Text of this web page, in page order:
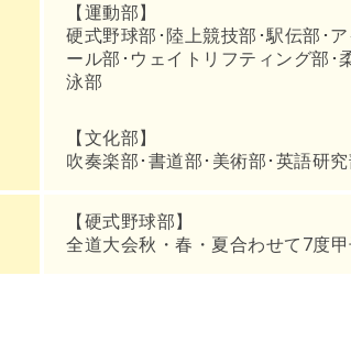
【運動部】
硬式野球部･陸上競技部･駅伝部･
ール部･ウェイトリフティング部･
泳部
【文化部】
吹奏楽部･書道部･美術部･英語研
【硬式野球部】
全道大会秋・春・夏合わせて7度